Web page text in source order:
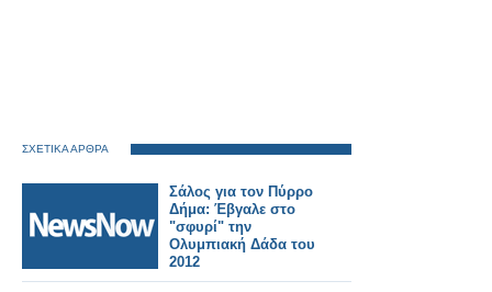
ΣΧΕΤΙΚΑ ΑΡΘΡΑ
Σάλος για τον Πύρρο
Δήμα: Έβγαλε στο
"σφυρί" την
Ολυμπιακή Δάδα του
2012